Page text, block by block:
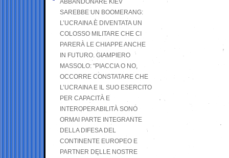
ABBANDONARE KIEV
SAREBBE UN BOOMERANG:
L’UCRAINA È DIVENTATA UN
COLOSSO MILITARE CHE CI
PARERÀ LE CHIAPPE ANCHE
IN FUTURO. GIAMPIERO
MASSOLO: “PIACCIA O NO,
OCCORRE CONSTATARE CHE
L’UCRAINA E IL SUO ESERCITO
PER CAPACITÀ E
INTEROPERABILITÀ SONO
ORMAI PARTE INTEGRANTE
DELLA DIFESA DEL
CONTINENTE EUROPEO E
PARTNER DELLE NOSTRE